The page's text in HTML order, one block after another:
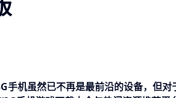
手机虽然已不再是最前沿的设备，但